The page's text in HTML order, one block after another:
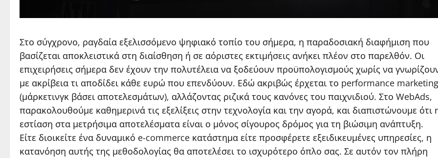
Στο σύγχρονο, ραγδαία εξελισσόμενο ψηφιακό τοπίο του σήμερα, η παραδοσιακή διαφήμιση που
βασίζεται αποκλειστικά στη διαίσθηση ή σε αόριστες εκτιμήσεις ανήκει πλέον στο παρελθόν. Οι
επιχειρήσεις σήμερα δεν έχουν την πολυτέλεια να ξοδεύουν προϋπολογισμούς χωρίς να
με ακρίβεια τι αποδίδει κάθε ευρώ που επενδύουν. Εδώ ακριβώς έρχεται το performance marketing
(μάρκετινγκ βάσει αποτελεσμάτων), αλλάζοντας ριζικά τους κανόνες του παιχνιδιού. Στο WebAds,
παρακολουθούμε καθημερινά τις εξελίξεις στην τεχνολογία και την αγορά, και διαπιστώνουμε ότι
εστίαση στα μετρήσιμα αποτελέσματα είναι ο μόνος σίγουρος δρόμος για τη βιώσιμη ανάπτυξη.
Είτε διοικείτε ένα δυναμικό e-commerce κατάστημα είτε προσφέρετε εξειδικευμένες υπηρεσίες, η
κατανόηση αυτής της μεθοδολογίας θα αποτελέσει το ισχυρότερο όπλο σας. Σε αυτόν τον πλήρη